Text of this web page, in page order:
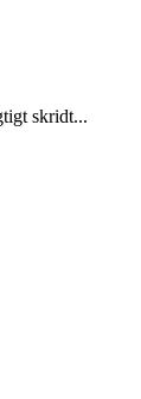
skridt...